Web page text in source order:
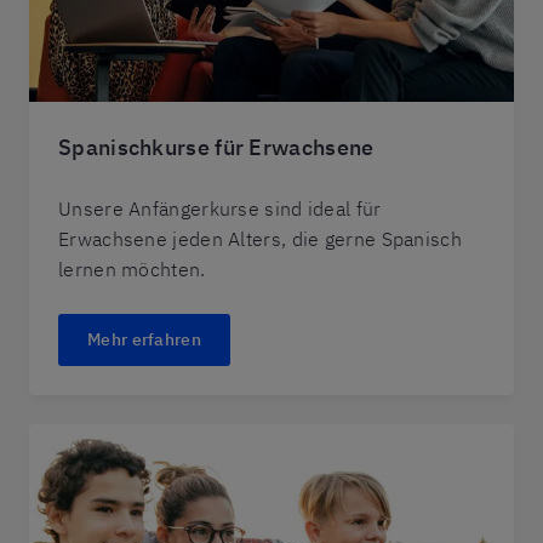
Spanischkurse für Erwachsene
Unsere Anfängerkurse sind ideal für
Erwachsene jeden Alters, die gerne Spanisch
lernen möchten.
Mehr erfahren